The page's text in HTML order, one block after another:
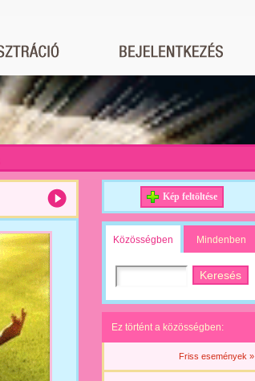
Kép feltöltése
Közösségben Mindenben
Ez történt a közösségben:
Friss események »